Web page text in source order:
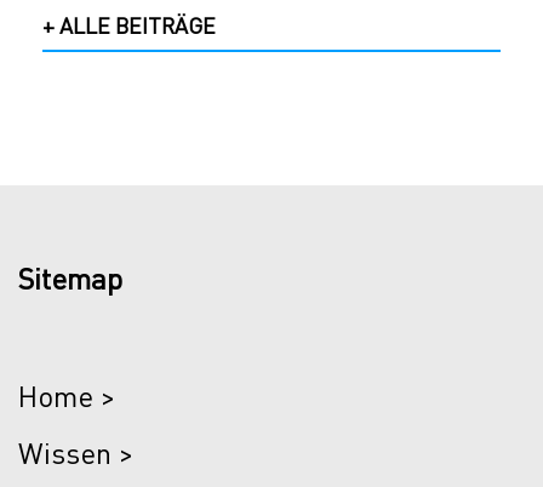
+ ALLE BEITRÄGE
Sitemap
Home >
Wissen >